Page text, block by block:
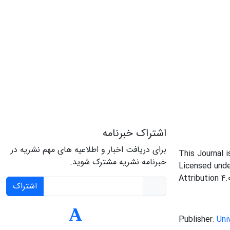
This Journal
Licensed
Attribution
Publisher:
اشتراک خبرنامه
برای دریافت اخبار و اطلاعیه های مهم نشریه در
خبرنامه نشریه مشترک شوید.
اشتراک